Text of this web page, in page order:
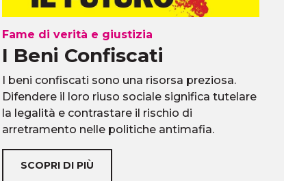
Fame di verità e giustizia
I Beni Confiscati
I beni confiscati sono una risorsa preziosa.
Difendere il loro riuso sociale significa tutelare
la legalità e contrastare il rischio di
arretramento nelle politiche antimafia.
SCOPRI DI PIÙ